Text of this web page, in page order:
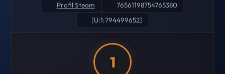
Profil Steam
76561198754765380
[U:1:794499652]
1